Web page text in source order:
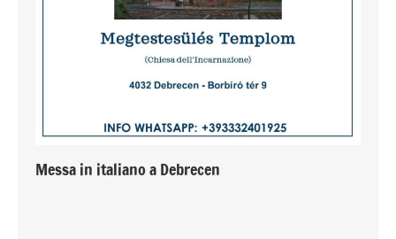
Messa in italiano a Debrecen